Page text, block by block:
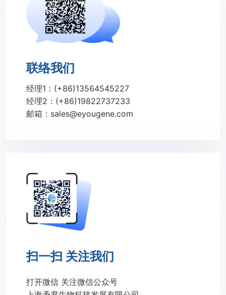
联络我们
经理1：(+86)13564545227
经理2：(+86)19822737233
邮箱：sales@eyougene.com
扫一扫 关注我们
打开微信 关注微信公众号